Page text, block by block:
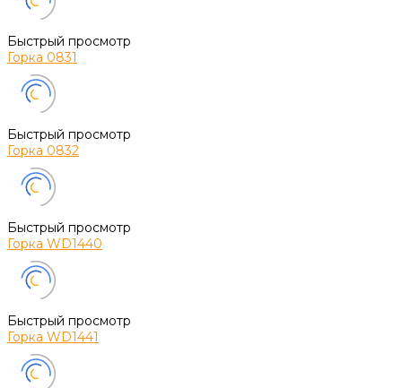
Быстрый просмотр
Горка 0831
Быстрый просмотр
Горка 0832
Быстрый просмотр
Горка WD1440
Быстрый просмотр
Горка WD1441